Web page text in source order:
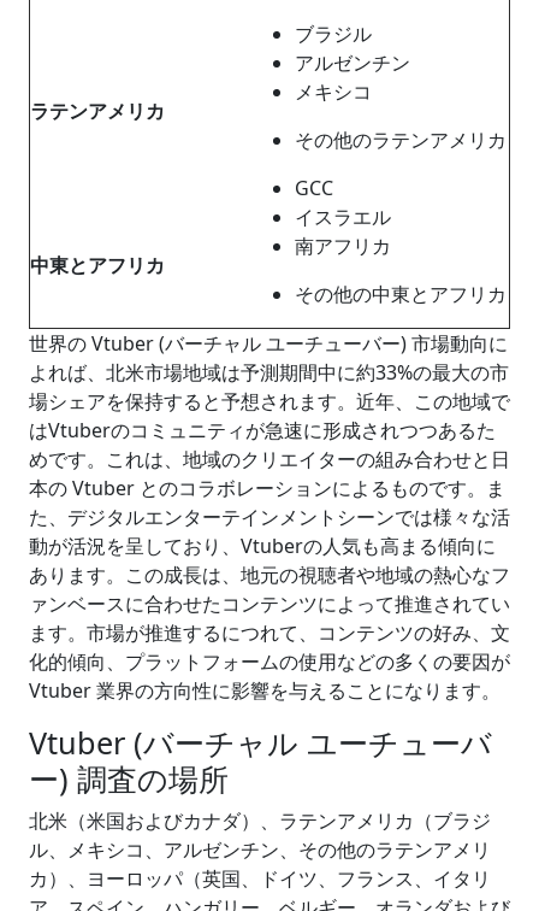
ラテンアメリカ
ブラジル
アルゼンチン
メキシコ
その他のラテンアメリカ
中東とアフリカ
GCC
イスラエル
南アフリカ
その他の中東とアフリカ
世界の Vtuber (バーチャル ユーチューバー) 市場動向に
よれば、北米市場地域は予測期間中に約33%の最大の市
場シェアを保持すると予想されます。近年、この地域で
はVtuberのコミュニティが急速に形成されつつあるた
めです。これは、地域のクリエイターの組み合わせと日
本の Vtuber とのコラボレーションによるものです。ま
た、デジタルエンターテインメントシーンでは様々な活
動が活況を呈しており、Vtuberの人気も高まる傾向に
あります。この成長は、地元の視聴者や地域の熱心なフ
ァンベースに合わせたコンテンツによって推進されてい
ます。市場が推進するにつれて、コンテンツの好み、文
化的傾向、プラットフォームの使用などの多くの要因が
Vtuber 業界の方向性に影響を与えることになります。
Vtuber (バーチャル ユーチューバ
ー) 調査の場所
北米（米国およびカナダ）、ラテンアメリカ（ブラジ
ル、メキシコ、アルゼンチン、その他のラテンアメリ
カ）、ヨーロッパ（英国、ドイツ、フランス、イタリ